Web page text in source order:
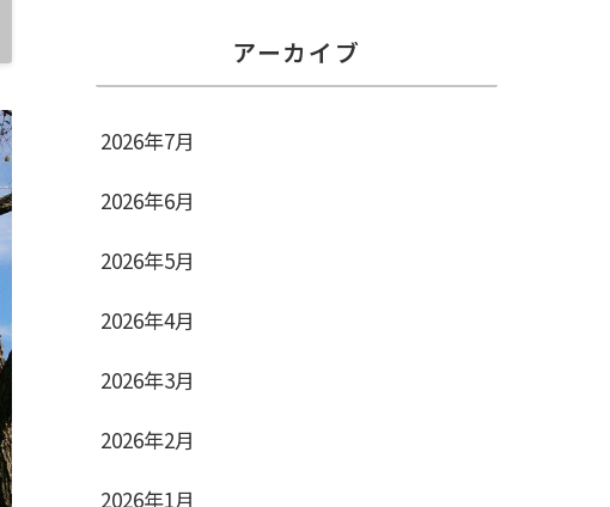
アーカイブ
2026年7月
2026年6月
2026年5月
2026年4月
2026年3月
2026年2月
2026年1月